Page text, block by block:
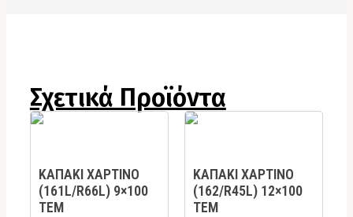
Σχετικά Προϊόντα
ΚΑΠΑΚΙ ΧΑΡΤΙΝΟ
(161L/R66L) 9×100
ΤΕΜ
ΚΑΠΑΚΙ ΧΑΡΤΙΝΟ
(162/R45L) 12×100
ΤΕΜ